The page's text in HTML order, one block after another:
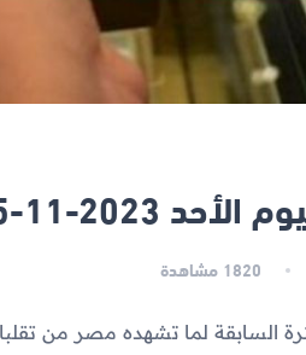
11-05 في مصر
مشاهدة
السابقة لما تشهده مصر من